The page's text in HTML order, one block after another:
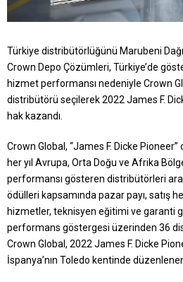
Türkiye distribütörlüğünü Marubeni
Crown Depo Çözümleri, Türkiye’de
hizmet performansı nedeniyle Crown
distribütörü seçilerek 2022 James F.
hak kazandı.
Crown Global, “James F. Dicke Pioneer”
her yıl Avrupa, Orta Doğu ve Afrika
performansı gösteren distribütörleri
ödülleri kapsamında pazar payı, satış
hizmetler, teknisyen eğitimi ve garanti
performans göstergesi üzerinden 36
Crown Global, 2022 James F. Dicke
İspanya’nın Toledo kentinde